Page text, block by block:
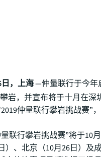
日，上海—仲量联行于今年
岩，并宣布将于十月在
仲量联行攀岩挑战赛”
联行攀岩挑战赛”将于10
）、北京（10月26日）及